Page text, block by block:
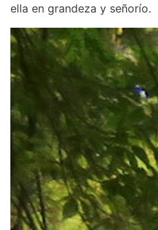
ella en grandeza y señorío.